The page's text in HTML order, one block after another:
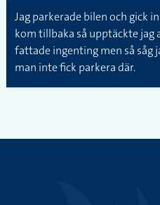
Jag parkerade bilen och gick
kom tillbaka så upptäckte jag
fattade ingenting men så såg
man inte fick parkera där.